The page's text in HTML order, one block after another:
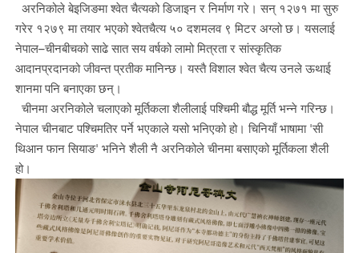
अरनिकोले बेइजिङमा श्वेत चैत्यको डिजाइन र निर्माण गरे। सन् १२७१ मा सुरु
गरेर १२७९ मा तयार भएको श्वेतचैत्य ५० दशमलव ९ मिटर अग्लो छ। यसलाई
नेपाल–चीनबीचको साढे सात सय वर्षको लामो मित्रता र सांस्कृतिक
आदानप्रदानको जीवन्त प्रतीक मानिन्छ। यस्तै विशाल श्वेत चैत्य उनले ऊथाई
शानमा पनि बनाएका छन्।
चीनमा अरनिकोले चलाएको मूर्तिकला शैलीलाई पश्चिमी बौद्ध मूर्ति भन्ने गरिन्छ।
नेपाल चीनबाट पश्चिमतिर पर्ने भएकाले यसो भनिएको हो। चिनियाँ भाषामा 'सी
थिआन फान सियाङ' भनिने शैली नै अरनिकोले चीनमा बसाएको मूर्तिकला शैली
हो।